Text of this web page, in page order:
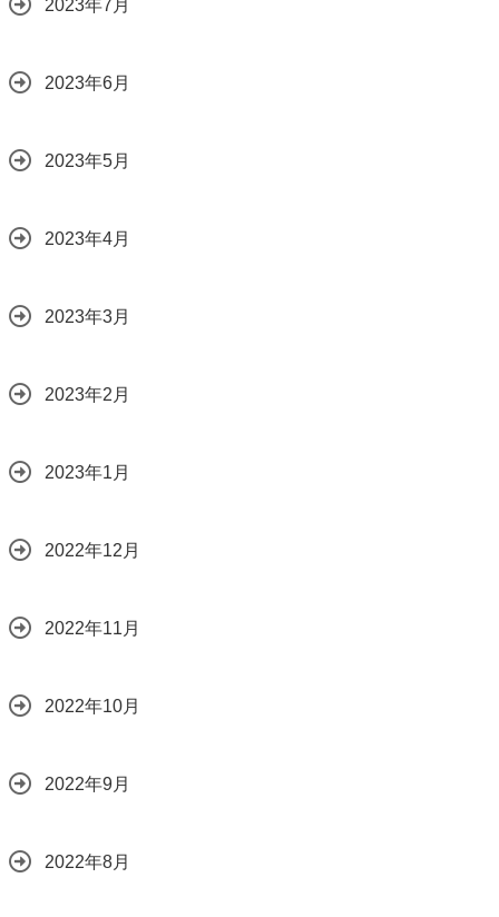
2023年7月
2023年6月
2023年5月
2023年4月
2023年3月
2023年2月
2023年1月
2022年12月
2022年11月
2022年10月
2022年9月
2022年8月